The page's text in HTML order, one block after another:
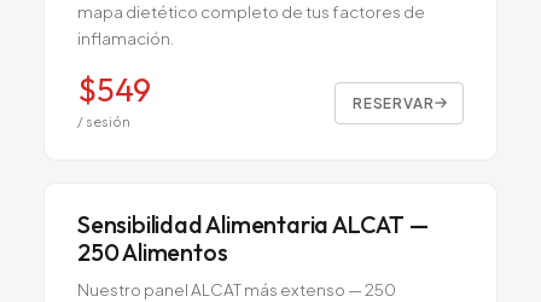
mapa dietético completo de tus factores de
inflamación.
$549
/ sesión
RESERVAR
Sensibilidad Alimentaria ALCAT —
250 Alimentos
Nuestro panel ALCAT más extenso — 250